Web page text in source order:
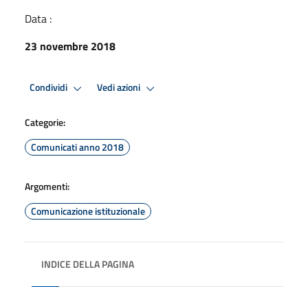
Data :
23 novembre 2018
Condividi Vedi azioni
Categorie:
Comunicati anno 2018
Argomenti:
Comunicazione istituzionale
INDICE DELLA PAGINA